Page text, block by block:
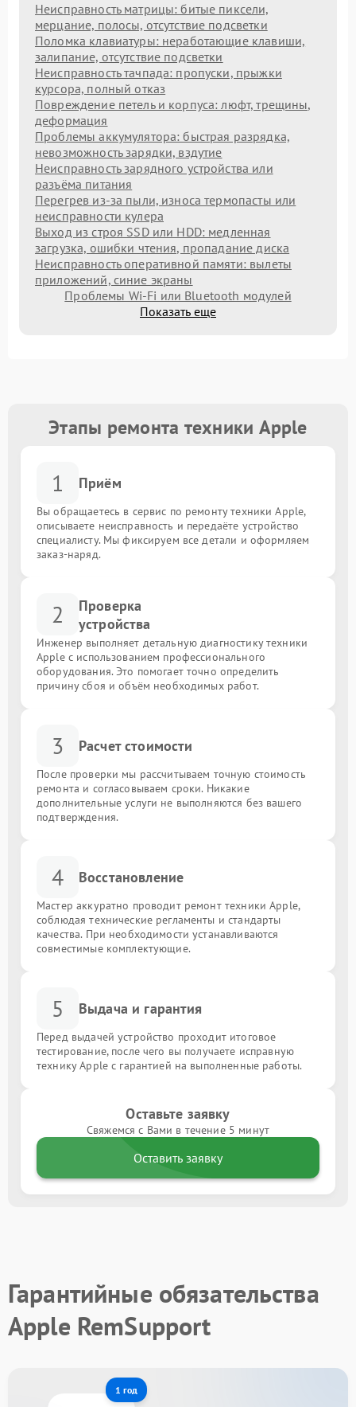
Неисправность матрицы: битые пиксели,
мерцание, полосы, отсутствие подсветки
Поломка клавиатуры: неработающие клавиши,
залипание, отсутствие подсветки
Неисправность тачпада: пропуски, прыжки
курсора, полный отказ
Повреждение петель и корпуса: люфт, трещины,
деформация
Проблемы аккумулятора: быстрая разрядка,
невозможность зарядки, вздутие
Неисправность зарядного устройства или
разъёма питания
Перегрев из‑за пыли, износа термопасты или
неисправности кулера
Выход из строя SSD или HDD: медленная
загрузка, ошибки чтения, пропадание диска
Неисправность оперативной памяти: вылеты
приложений, синие экраны
Проблемы Wi‑Fi или Bluetooth модулей
Показать еще
Этапы ремонта техники Apple
1 Приём
Вы обращаетесь в сервис по ремонту техники Apple,
описываете неисправность и передаёте устройство
специалисту. Мы фиксируем все детали и оформляем
заказ-наряд.
2
Проверка
устройства
Инженер выполняет детальную диагностику техники
Apple с использованием профессионального
оборудования. Это помогает точно определить
причину сбоя и объём необходимых работ.
3 Расчет стоимости
После проверки мы рассчитываем точную стоимость
ремонта и согласовываем сроки. Никакие
дополнительные услуги не выполняются без вашего
подтверждения.
4 Восстановление
Мастер аккуратно проводит ремонт техники Apple,
соблюдая технические регламенты и стандарты
качества. При необходимости устанавливаются
совместимые комплектующие.
5 Выдача и гарантия
Перед выдачей устройство проходит итоговое
тестирование, после чего вы получаете исправную
технику Apple с гарантией на выполненные работы.
Оставьте заявку
Свяжемся с Вами в течение 5 минут
Оставить заявку
Гарантийные обязательства
Apple RemSupport
1 год